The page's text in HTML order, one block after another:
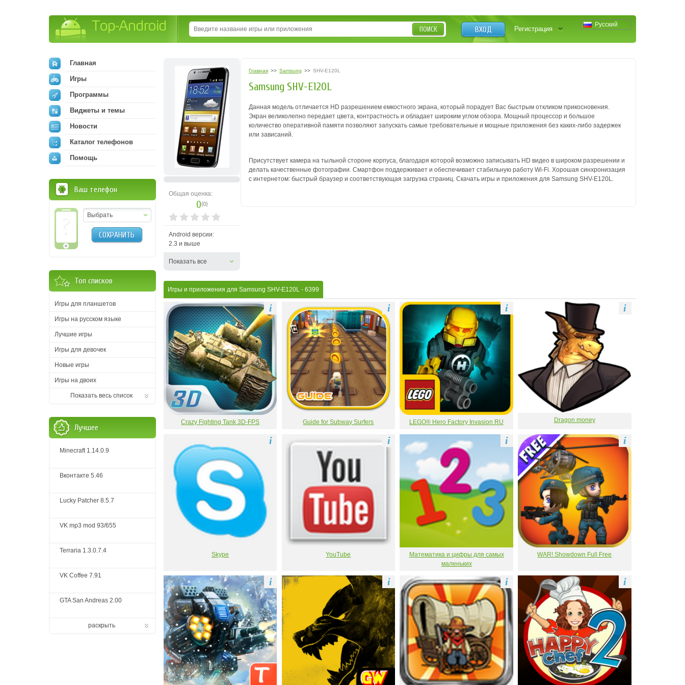
Русский
ВХОД Регистрация
ПОИСК
Общая оценка:
0(0)
Android версии:
2.3 и выше
Показать все
Главная >> Samsung >> SHV-E120L
Samsung SHV-E120L
Данная модель отличается HD разрешением емкостного экрана, который порадует Вас быстрым откликом прикосновения.
Экран великолепно передает цвета, контрастность и обладает широким углом обзора. Мощный процессор и большое
количество оперативной памяти позволяют запускать самые требовательные и мощные приложения без каких-либо задержек
или зависаний.
Присутствует камера на тыльной стороне корпуса, благодаря которой возможно записывать HD видео в широком разрешении и
делать качественные фотографии. Смартфон поддерживает и обеспечивает стабильную работу Wi-Fi. Хорошая синхронизация
с интернетом: быстрый браузер и соответствующая загрузка страниц. Скачать игры и приложения для Samsung SHV-E120L.
Игры и приложения для Samsung SHV-E120L - 6399
Crazy Fighting Tank 3D-FPS
i
Guide for Subway Surfers
i
LEGO® Hero Factory Invasion RU
i
Dragon money
i
Skype
i
YouTube
i
Математика и цифры для самых
маленьких
i
WAR! Showdown Full Free
i
i i i i
Главная
Игры
Программы
Виджеты и темы
Новости
Каталог телефонов
Помощь
Ваш телефон
Выбрать
СОХРАНИТЬ
Топ списков
Игры для планшетов
Игры на русском языке
Лучшие игры
Игры для девочек
Новые игры
Игры на двоих
Показать весь список
Лучшее
Minecraft 1.14.0.9
Вконтакте 5.46
Lucky Patcher 8.5.7
VK mp3 mod 93/655
Terraria 1.3.0.7.4
VK Coffee 7.91
GTA San Andreas 2.00
раскрыть